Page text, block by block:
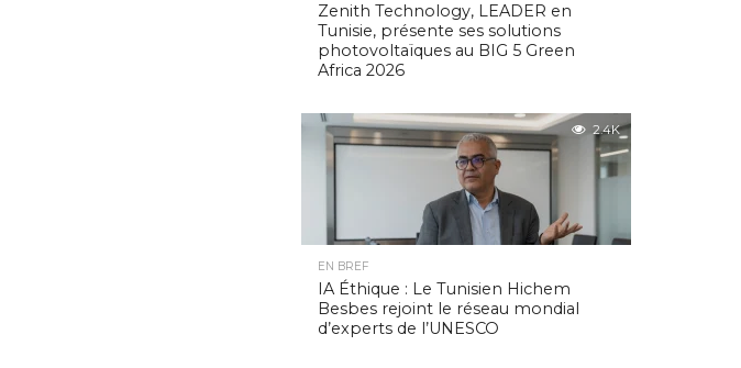
Zenith Technology, LEADER en
Tunisie, présente ses solutions
photovoltaïques au BIG 5 Green
Africa 2026
2.4K
EN BREF
IA Éthique : Le Tunisien Hichem
Besbes rejoint le réseau mondial
d’experts de l’UNESCO